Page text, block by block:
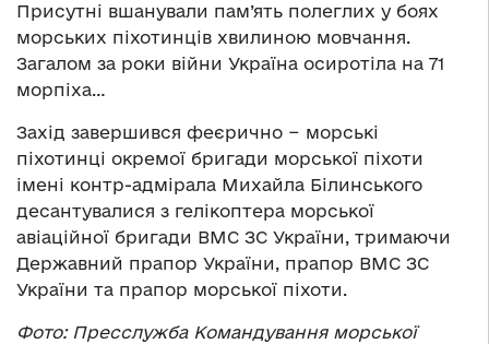
Присутні вшанували пам’ять полеглих у боях
морських піхотинців хвилиною мовчання.
Загалом за роки війни Україна осиротіла на 71
морпіха…
Захід завершився феєрично − морські
піхотинці окремої бригади морської піхоти
імені контр-адмірала Михайла Білинського
десантувалися з гелікоптера морської
авіаційної бригади ВМС ЗС України, тримаючи
Державний прапор України, прапор ВМС ЗС
України та прапор морської піхоти.
Фото: Пресслужба Командування морської